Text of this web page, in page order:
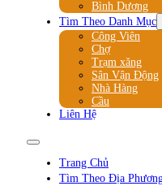
Bình Dương
Tìm Theo Danh Mục
Công Viên
Chợ
Trạm xăng
Sân Vận Động
Nhà Hàng
Cầu
Liên Hệ
Trang Chủ
Tìm Theo Địa